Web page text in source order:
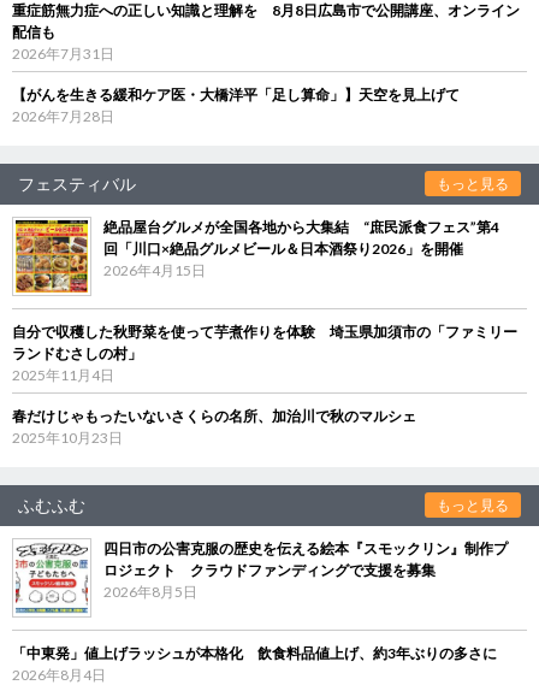
重症筋無力症への正しい知識と理解を 8月8日広島市で公開講座、オンライン
配信も
2026年7月31日
【がんを生きる緩和ケア医・大橋洋平「足し算命」】天空を見上げて
2026年7月28日
フェスティバル もっと見る
絶品屋台グルメが全国各地から大集結 “庶民派食フェス”第4
回「川口×絶品グルメビール＆日本酒祭り2026」を開催
2026年4月15日
自分で収穫した秋野菜を使って芋煮作りを体験 埼玉県加須市の「ファミリー
ランドむさしの村」
2025年11月4日
春だけじゃもったいないさくらの名所、加治川で秋のマルシェ
2025年10月23日
ふむふむ もっと見る
四日市の公害克服の歴史を伝える絵本『スモックリン』制作プ
ロジェクト クラウドファンディングで支援を募集
2026年8月5日
「中東発」値上げラッシュが本格化 飲食料品値上げ、約3年ぶりの多さに
2026年8月4日